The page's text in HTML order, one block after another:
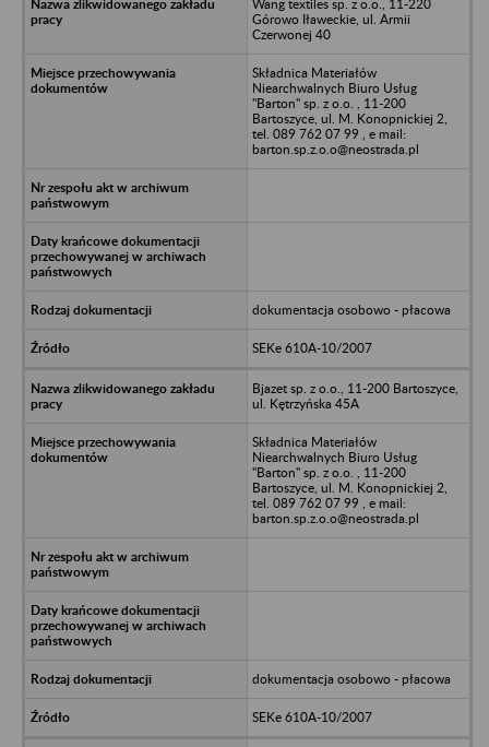
Wang textiles sp. z o.o., 11-220
Górowo Iławeckie, ul. Armii
Czerwonej 40
Składnica Materiałów
Niearchwalnych Biuro Usług
"Barton" sp. z o.o. , 11-200
Bartoszyce, ul. M. Konopnickiej 2,
tel. 089 762 07 99 , e mail:
barton.sp.z.o.o@neostrada.pl
dokumentacja osobowo - płacowa
SEKe 610A-10/2007
Bjazet sp. z o.o., 11-200 Bartoszyce,
ul. Kętrzyńska 45A
Składnica Materiałów
Niearchwalnych Biuro Usług
"Barton" sp. z o.o. , 11-200
Bartoszyce, ul. M. Konopnickiej 2,
tel. 089 762 07 99 , e mail:
barton.sp.z.o.o@neostrada.pl
dokumentacja osobowo - płacowa
SEKe 610A-10/2007